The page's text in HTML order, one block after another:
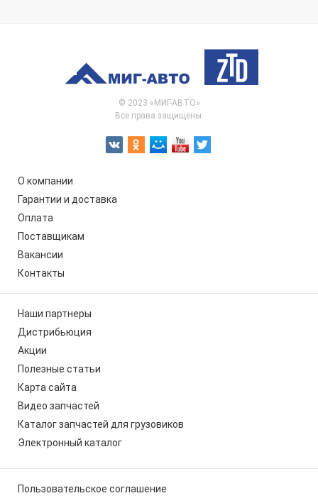
© 2023 «МИГ-АВТО»
Все права защищены.
О компании
Гарантии и доставка
Оплата
Поставщикам
Вакансии
Контакты
Наши партнеры
Дистрибьюция
Акции
Полезные статьи
Карта сайта
Видео запчастей
Каталог запчастей для грузовиков
Электронный каталог
Пользовательское соглашение